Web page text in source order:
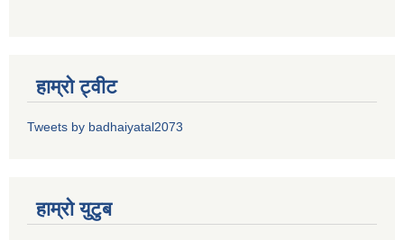
हाम्रो ट्वीट
Tweets by badhaiyatal2073
हाम्रो युटुब